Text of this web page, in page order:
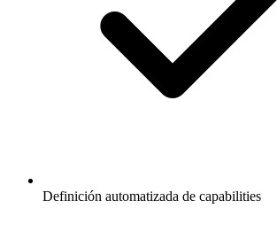
Definición automatizada de capabilities